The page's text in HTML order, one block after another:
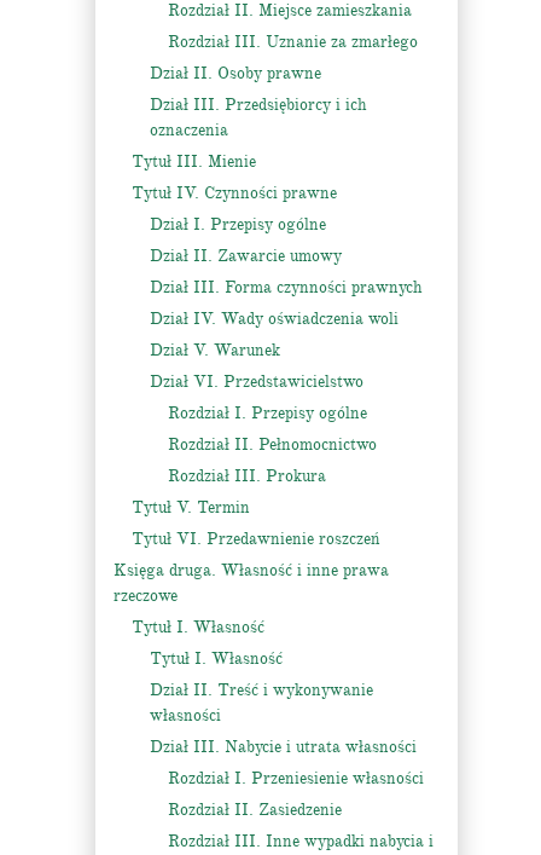
Rozdział II. Miejsce zamieszkania
Rozdział III. Uznanie za zmarłego
Dział II. Osoby prawne
Dział III. Przedsiębiorcy i ich
oznaczenia
Tytuł III. Mienie
Tytuł IV. Czynności prawne
Dział I. Przepisy ogólne
Dział II. Zawarcie umowy
Dział III. Forma czynności prawnych
Dział IV. Wady oświadczenia woli
Dział V. Warunek
Dział VI. Przedstawicielstwo
Rozdział I. Przepisy ogólne
Rozdział II. Pełnomocnictwo
Rozdział III. Prokura
Tytuł V. Termin
Tytuł VI. Przedawnienie roszczeń
Księga druga. Własność i inne prawa
rzeczowe
Tytuł I. Własność
Tytuł I. Własność
Dział II. Treść i wykonywanie
własności
Dział III. Nabycie i utrata własności
Rozdział I. Przeniesienie własności
Rozdział II. Zasiedzenie
Rozdział III. Inne wypadki nabycia i